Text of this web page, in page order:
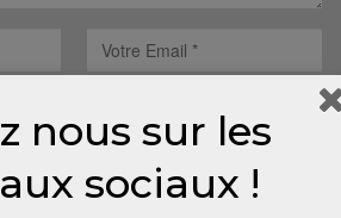
website in this browser for the next
nous sur les
sociaux !